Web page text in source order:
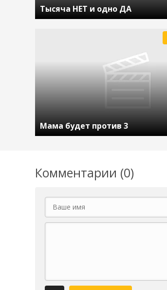
Тысяча НЕТ и одно ДА
Мама будет против 3
Комментарии (0)